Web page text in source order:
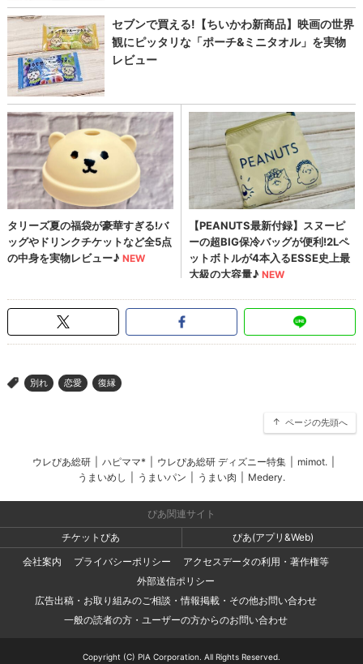
> 別れ 恋愛 復縁
ページの先頭へ
ウレぴあ総研 ハピママ* ウレぴあ総研 ディズニー特集 mimot.
うまいめし
うまいパン うまい肉 Medery.
ぴあ関連サイト
チケットぴあ
ぴあ(アプリ&Web)
会社案内
プライバシーポリシー
アクセスデータの利用・著作権等
外部送信ポリシー
広告出稿・お取り組みのご相談・情報掲載・その他お問い合わせ
一般の読者の方・ユーザーの方からのお問い合わせ
Copyright (C) PIA Corporation. All Rights Reserved.